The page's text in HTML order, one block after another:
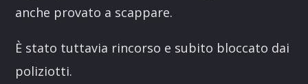
anche provato a scappare.
È stato tuttavia rincorso e subito bloccato dai
poliziotti.